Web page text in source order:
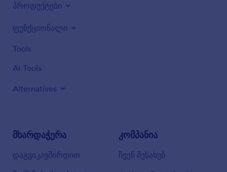
პროდუქტები
ფუნქციონალი
Tools
AI Tools
Alternatives
მხარდაჭერა
დაგვიკავშირდით
კომპანია
ჩვენ შესახებ